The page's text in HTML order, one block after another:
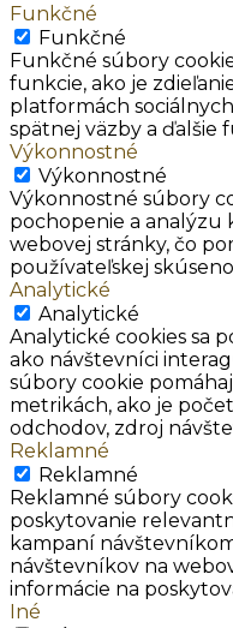
Funkčné
Funkčné
Funkčné súbory
funkcie, ako je
platformách
spätnej väzby a ďalšie
Výkonnostné
Výkonnostné
Výkonnostné súbory
pochopenie a analýzu
webovej stránky, čo
používateľskej
Analytické
Analytické
Analytické cookies sa
ako návštevníci
súbory cookie
metrikách, ako je
odchodov, zdroj
Reklamné
Reklamné
Reklamné súbory
poskytovanie
kampaní
návštevníkov na
informácie na
Iné